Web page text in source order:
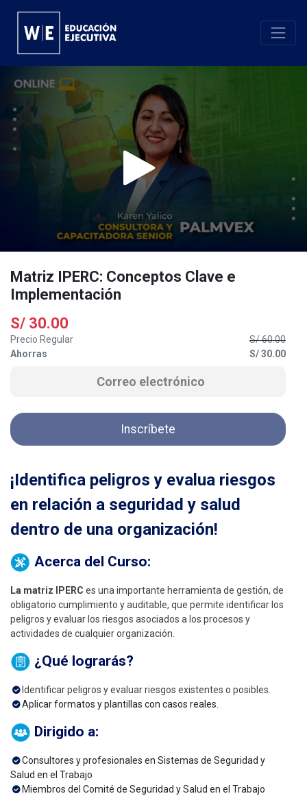
Matriz IPERC: Conceptos Clave e
Implementación
S/ 30.00
Precio Regular S/60.00
Ahorras
S/30.00
Inscríbete
¡Identifica peligros y evalua riesgos
en relación a seguridad y salud
dentro de una organización!
Acerca del Curso:
La matriz IPERC es una importante herramienta de gestión, de
obligatorio cumplimiento y auditable, que permite identificar los
peligros y evaluar los riesgos asociados a los procesos y
actividades de cualquier organización.
¿Qué lograrás?
Identificar peligros y evaluar riesgos existentes o posibles.
Aplicar formatos y plantillas con casos reales.
Dirigido a:
Consultores y profesionales en Sistemas de Seguridad y
Salud en el Trabajo
Miembros del Comité de Seguridad y Salud en el Trabajo